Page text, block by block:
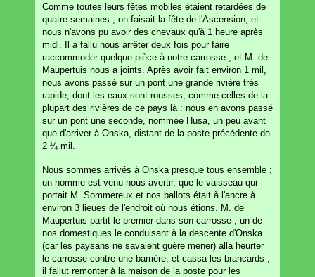
Comme toutes leurs fêtes mobiles étaient retardées de
quatre semaines ; on faisait la fête de l'Ascension, et
nous n'avons pu avoir des chevaux qu'à 1 heure après
midi. Il a fallu nous arrêter deux fois pour faire
raccommoder quelque pièce à notre carrosse ; et M. de
Maupertuis nous a joints. Après avoir fait environ 1 mil,
nous avons passé sur un pont une grande rivière très
rapide, dont les eaux sont rousses, comme celles de la
plupart des rivières de ce pays là : nous en avons passé
sur un pont une seconde, nommée Husa, un peu avant
que d'arriver à Onska, distant de la poste précédente de
2 ¼ mil.
Nous sommes arrivés à Onska presque tous ensemble ;
un homme est venu nous avertir, que le vaisseau qui
portait M. Sommereux et nos ballots était à l'ancre à
environ 3 lieues de l'endroit où nous étions. M. de
Maupertuis partit le premier dans son carrosse ; un de
nos domestiques le conduisant à la descente d'Onska
(car les paysans ne savaient guère mener) alla heurter
le carrosse contre une barrière, et cassa les brancards ;
il fallut remonter à la maison de la poste pour les